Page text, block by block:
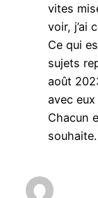
vites
voir, j’ai
Ce qui
sujets
août
avec
Chacun
souhaite.